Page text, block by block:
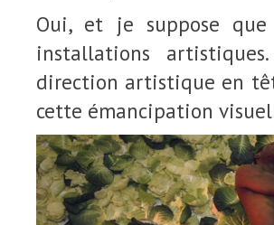
Oui, et je suppose
installations
direction artistique en
cette émancipation